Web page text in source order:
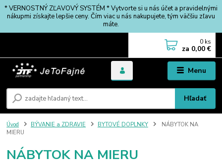
* VERNOSTNÝ ZĽAVOVÝ SYSTÉM * Vytvorte si u nás účet a pravidelnými
nákupmi získajte lepšie ceny. Čím viac u nás nakupujete, tým väčšiu zľavu
máte.
Menu
Hľadať
0 ks
za 0,00 €
Úvod BÝVANIE a ZDRAVIE BYTOVÉ DOPLNKY
NÁBYTOK NA
MIERU
NÁBYTOK NA MIERU